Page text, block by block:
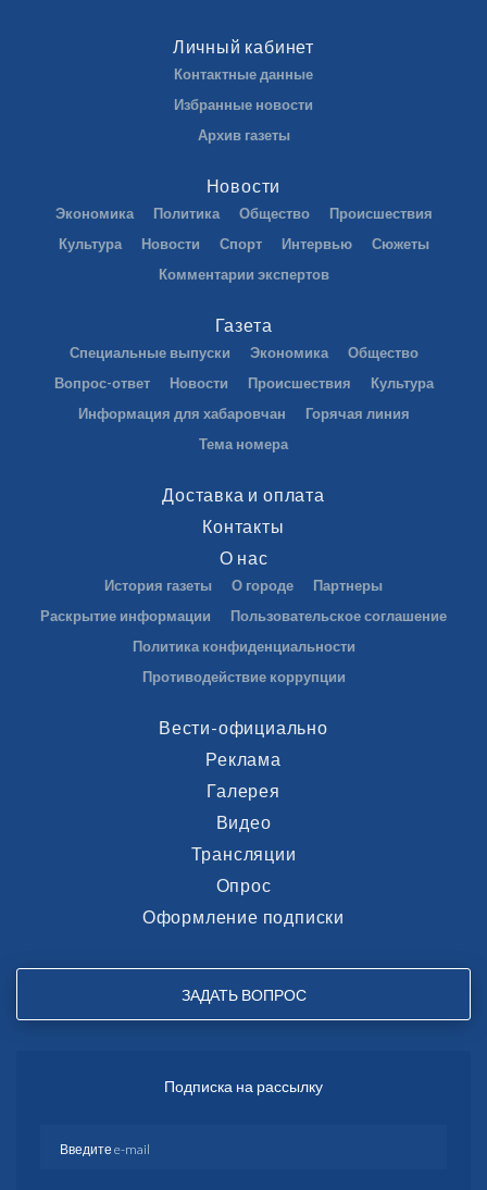
Личный кабинет
Контактные данные
Избранные новости
Архив газеты
Новости
Экономика Политика Общество
Происшествия
Культура
Новости Спорт Интервью
Сюжеты
Комментарии экспертов
Газета
Специальные выпуски Экономика
Общество
Вопрос-ответ
Новости Происшествия
Культура
Информация для хабаровчан
Горячая линия
Тема номера
Доставка и оплата
Контакты
О нас
История газеты О городе
Партнеры
Раскрытие информации
Пользовательское соглашение
Политика конфиденциальности
Противодействие коррупции
Вести-официально
Реклама
Галерея
Видео
Трансляции
Опрос
Оформление подписки
ЗАДАТЬ ВОПРОС
Подписка на рассылку